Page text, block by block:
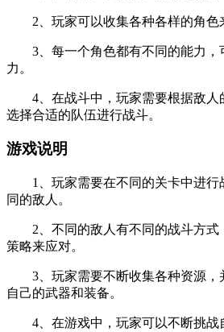
2、玩家可以收集各种各样的角色
3、每一个角色都有不同的能力，
力。
4、在战斗中，玩家需要根据敌人
选择合适的队伍进行战斗。
游戏说明
1、玩家需要在不同的关卡中进行
同的敌人。
2、不同的敌人有不同的战斗方式
策略来应对。
3、玩家需要不断收集各种资源，
自己的武器和装备。
4、在游戏中，玩家可以不断挑战